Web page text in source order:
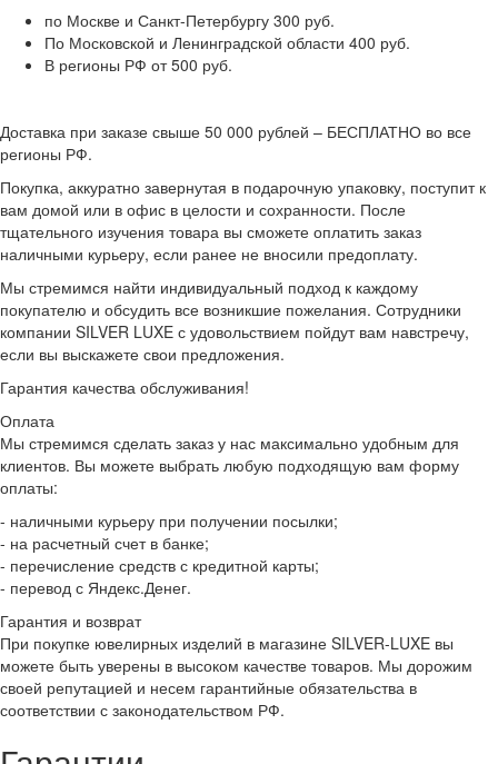
по Москве и Санкт-Петербургу 300 руб.
По Московской и Ленинградской области 400 руб.
В регионы РФ от 500 руб.
Доставка при заказе свыше 50 000 рублей – БЕСПЛАТНО во все
регионы РФ.
Покупка, аккуратно завернутая в подарочную упаковку, поступит к
вам домой или в офис в целости и сохранности. После
тщательного изучения товара вы сможете оплатить заказ
наличными курьеру, если ранее не вносили предоплату.
Мы стремимся найти индивидуальный подход к каждому
покупателю и обсудить все возникшие пожелания. Сотрудники
компании SILVER LUXE с удовольствием пойдут вам навстречу,
если вы выскажете свои предложения.
Гарантия качества обслуживания!
Оплата
Мы стремимся сделать заказ у нас максимально удобным для
клиентов. Вы можете выбрать любую подходящую вам форму
оплаты:
- наличными курьеру при получении посылки;
- на расчетный счет в банке;
- перечисление средств с кредитной карты;
- перевод с Яндекс.Денег.
Гарантия и возврат
При покупке ювелирных изделий в магазине SILVER-LUXE вы
можете быть уверены в высоком качестве товаров. Мы дорожим
своей репутацией и несем гарантийные обязательства в
соответствии с законодательством РФ.